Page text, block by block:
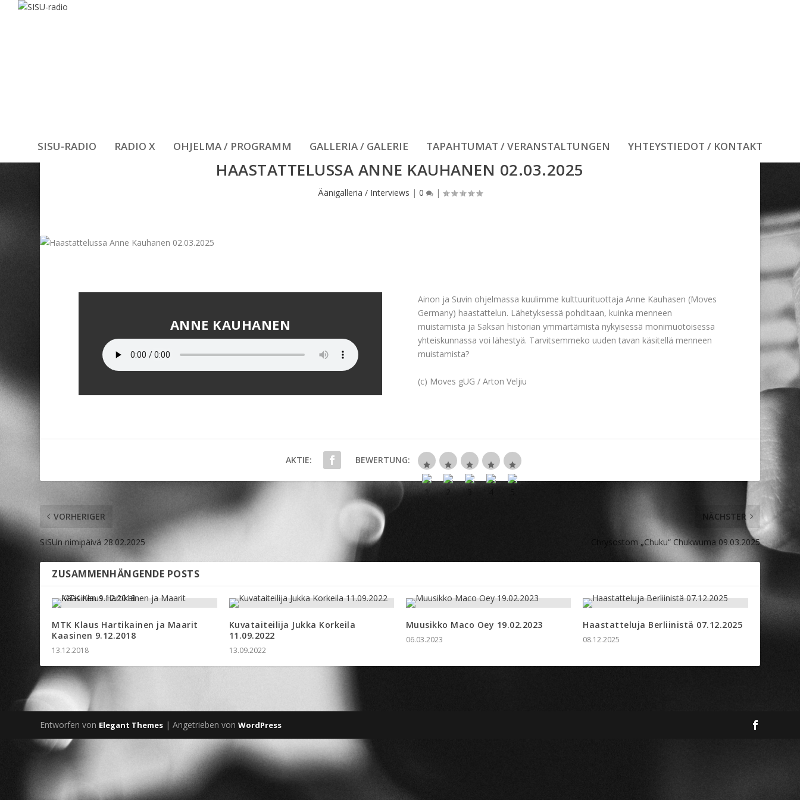
SISU-RADIO RADIO X OHJELMA / PROGRAMM GALLERIA / GALERIE TAPAHTUMAT / VERANSTALTUNGEN YHTEYSTIEDOT / KONTAKT
HAASTATTELUSSA ANNE KAUHANEN 02.03.2025
Äänigalleria / Interviews | 0 |
ANNE KAUHANEN
Ainon ja Suvin ohjelmassa kuulimme kulttuurituottaja Anne Kauhasen (Moves
Germany) haastattelun. Lähetyksessä pohditaan, kuinka menneen
muistamista ja Saksan historian ymmärtämistä nykyisessä monimuotoisessa
yhteiskunnassa voi lähestyä. Tarvitsemmeko uuden tavan käsitellä menneen
muistamista?
(c) Moves gUG / Arton Veljiu
AKTIE: BEWERTUNG:
VORHERIGER
SISUn nimipäivä 28.02.2025
NÄCHSTER
Chrysostom „Chuku“ Chukwuma 09.03.2025
ZUSAMMENHÄNGENDE POSTS
MTK Klaus Hartikainen ja Maarit
Kaasinen 9.12.2018
13.12.2018
Kuvataiteilija Jukka Korkeila
11.09.2022
13.09.2022
Muusikko Maco Oey 19.02.2023
06.03.2023
Haastatteluja Berliinistä 07.12.2025
08.12.2025
Entworfen von Elegant Themes | Angetrieben vonWordPress